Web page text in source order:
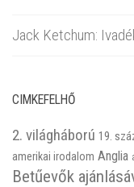
Jack Ketchum:
CIMKEFELHŐ
2. világháború 19.
amerikai irodalom Anglia
Betűevők